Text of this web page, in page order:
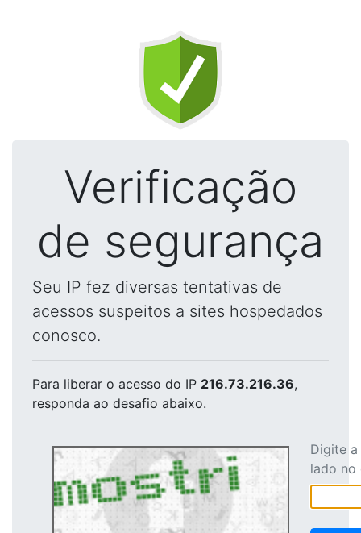
Verificação
de segurança
Seu IP fez diversas tentativas de
acessos suspeitos a sites hospedados
conosco.
Para liberar o acesso do IP 216.73.216.36,
responda ao desafio abaixo.
Digite
lado no